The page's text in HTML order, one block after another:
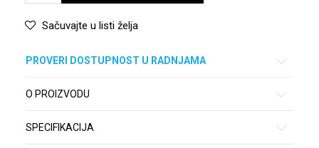
Sačuvajte u listi želja
PROVERI DOSTUPNOST U RADNJAMA
O PROIZVODU
SPECIFIKACIJA